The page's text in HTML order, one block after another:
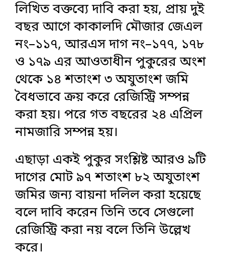
‎লিখিত বক্তব্যে দাবি করা হয়, প্রায় দুই
বছর আগে কাকালদি মৌজার জেএল
নং–১১৭, আরএস দাগ নং–১৭৭, ১৭৮
ও ১৭৯ এর আওতাধীন পুকুরের অংশ
থেকে ১৪ শতাংশ ৩ অযুতাংশ জমি
বৈধভাবে ক্রয় করে রেজিস্ট্রি সম্পন্ন
করা হয়। পরে গত বছরের ২৪ এপ্রিল
নামজারি সম্পন্ন হয়।
এছাড়া একই পুকুর সংশ্লিষ্ট আরও ৯টি
দাগের মোট ৯৭ শতাংশ ৮২ অযুতাংশ
জমির জন্য বায়না দলিল করা হয়েছে
বলে দাবি করেন তিনি তবে সেগুলো
রেজিস্ট্রি করা নয় বলে তিনি উল্লেখ
করে।